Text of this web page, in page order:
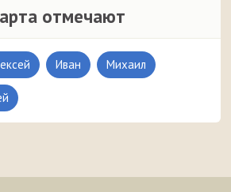
отмечают
Иван Михаил